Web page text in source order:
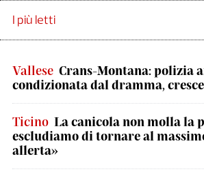
I più letti
Vallese Crans-Montana: polizia
condizionata dal dramma,
Ticino La canicola non molla la
escludiamo di tornare al
allerta»